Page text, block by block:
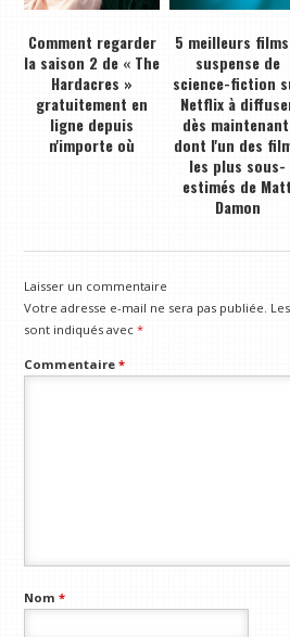
Comment regarder
la saison 2 de « The
Hardacres »
gratuitement en
ligne depuis
n'importe où
5 meilleurs
suspense de
science-fiction
Netflix à
dès
dont l'un des
les plus sous-
estimés de Matt
Damon
Laisser un commentaire
Votre adresse e-mail ne sera pas publiée.
sont indiqués avec*
Commentaire*
Nom*